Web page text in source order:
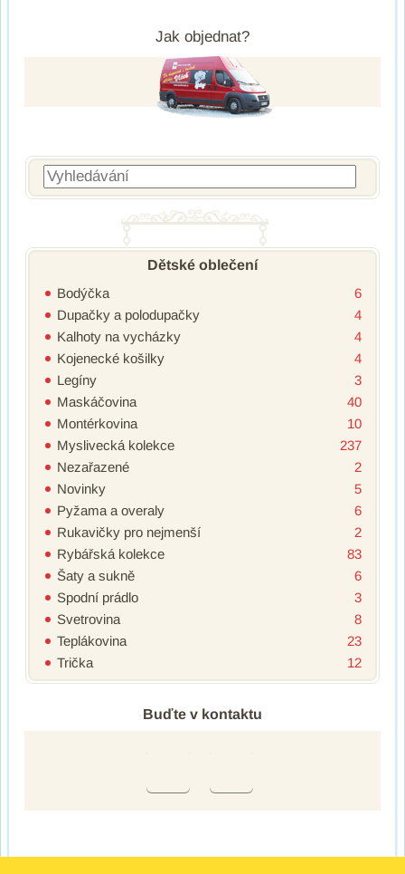
Jak objednat?
Vyhledávání
Dětské oblečení
Bodýčka
6
Dupačky a polodupačky
4
Kalhoty na vycházky
4
Kojenecké košilky
4
Legíny
3
Maskáčovina
40
Montérkovina
10
Myslivecká kolekce
237
Nezařazené
2
Novinky
5
Pyžama a overaly
6
Rukavičky pro nejmenší
2
Rybářská kolekce
83
Šaty a sukně
6
Spodní prádlo
3
Svetrovina
8
Teplákovina
23
Trička
12
Buďte v kontaktu